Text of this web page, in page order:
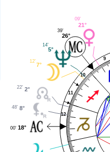
9
10
11
12
21°
09'
26°
39'
5°
14'
7°
12'
2°
22'
8°
48'
18°
00'